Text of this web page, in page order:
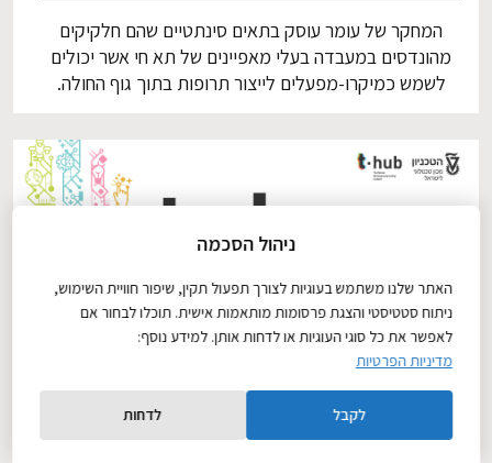
המחקר של עומר עוסק בתאים סינתטיים שהם חלקיקים
מהונדסים במעבדה בעלי מאפיינים של תא חי אשר יכולים
לשמש כמיקרו-מפעלים לייצור תרופות בתוך גוף החולה.
בתאים סינתטיים. מנגנון זה יאפשר אינטגרציה של חלקיקים
אלו לרקמה חיה וביצוע של פעולות בעלות מורכבות גבוהה
יותר.
19
T-DAY
ניהול הסכמה
האתר שלנו משתמש בעוגיות לצורך תפעול תקין, שיפור חוויית השימוש,
ניתוח סטטיסטי והצגת פרסומות מותאמות אישית. תוכלו לבחור אם
לאפשר את כל סוגי העוגיות או לדחות אותן. למידע נוסף:
מדיניות הפרטיות
לקבל לדחות